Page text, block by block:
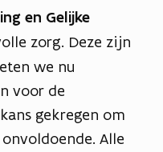
en Gelijke
zorg. Deze zijn
we nu
voor de
gekregen om
Alle